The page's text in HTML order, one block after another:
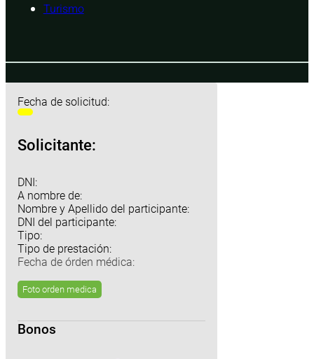
Turismo
Fecha de solicitud:
Solicitante:
DNI:
A nombre de:
Nombre y Apellido del participante:
DNI del participante:
Tipo:
Tipo de prestación:
Fecha de órden médica:
Foto orden medica
Bonos